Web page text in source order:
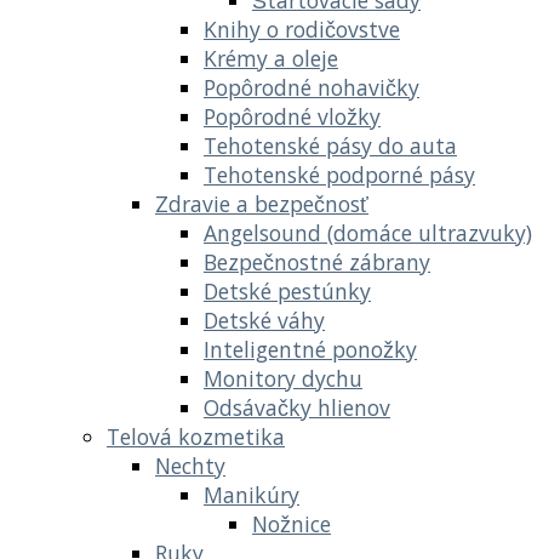
Knihy o rodičovstve
Krémy a oleje
Popôrodné nohavičky
Popôrodné vložky
Tehotenské pásy do auta
Tehotenské podporné pásy
Zdravie a bezpečnosť
Angelsound (domáce ultrazvuky)
Bezpečnostné zábrany
Detské pestúnky
Detské váhy
Inteligentné ponožky
Monitory dychu
Odsávačky hlienov
Telová kozmetika
Nechty
Manikúry
Nožnice
Ruky